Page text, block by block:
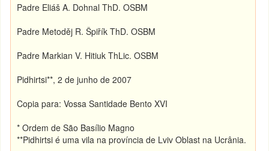
Padre Eliáš A. Dohnal ThD. OSBM
Padre Metoděj R. Špiřík ThD. OSBM
Padre Markian V. Hitiuk ThLic. OSBM
Pidhirtsi**, 2 de junho de 2007
Copia para: Vossa Santidade Bento XVI
* Ordem de São Basílio Magno
**Pidhirtsi é uma vila na província de Lviv Oblast na Ucrânia.